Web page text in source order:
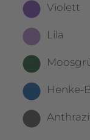
Violett
Lila
Henke-